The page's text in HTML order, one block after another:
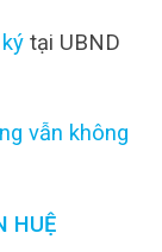
tại UBND
vẫn không
HUỆ